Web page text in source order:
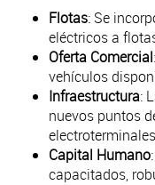
Flotas: Se
eléctricos a
Oferta Comercial
vehículos
Infraestructura:
nuevos puntos
Capital Humano
capacitados,